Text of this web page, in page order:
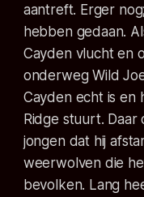
aantreft. Erger
hebben gedaan.
Cayden vlucht en
onderweg Wild
Cayden echt is en
Ridge stuurt.
jongen dat hij
weerwolven die
bevolken. Lang